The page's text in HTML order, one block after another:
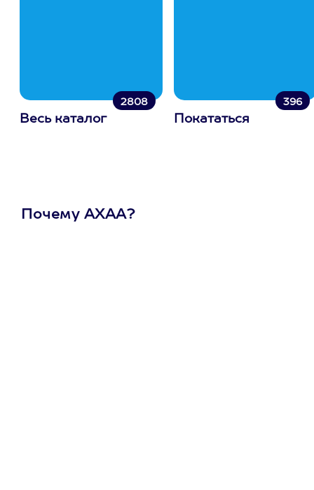
2808
Весь каталог
396
Покататься
Почему АХАА?